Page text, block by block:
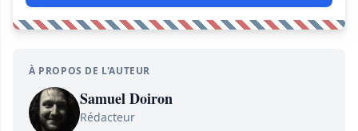
À PROPOS DE L'AUTEUR
Samuel Doiron
Rédacteur